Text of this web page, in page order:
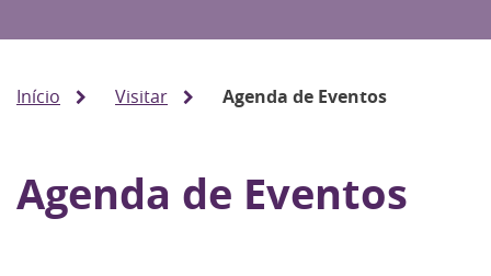
Início Visitar Agenda de Eventos
Agenda de Eventos